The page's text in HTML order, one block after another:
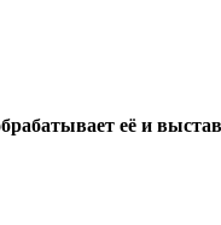
её и